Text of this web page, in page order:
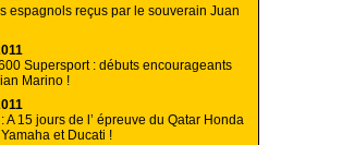
espagnols reçus par le souverain Juan
Supersport : débuts encourageants
Marino !
A 15 jours de l’ épreuve du Qatar Honda
et Ducati !